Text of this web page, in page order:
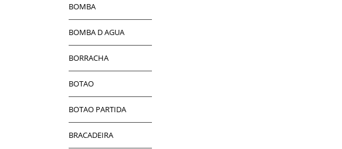
BOMBA
BOMBA D AGUA
BORRACHA
BOTAO
BOTAO PARTIDA
BRACADEIRA